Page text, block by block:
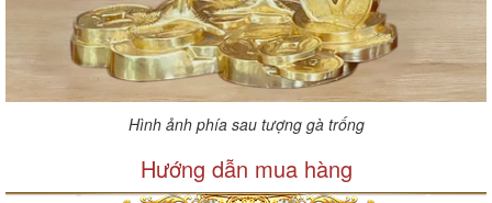
Hình ảnh phía sau tượng gà trống
Hướng dẫn mua hàng